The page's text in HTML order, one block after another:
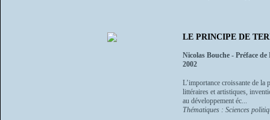
LE PRINCIPE DE
Nicolas Bouche - Préface
2002
L’importance croissante de la
littéraires et artistiques,
au développement éc...
Thématiques : Sciences